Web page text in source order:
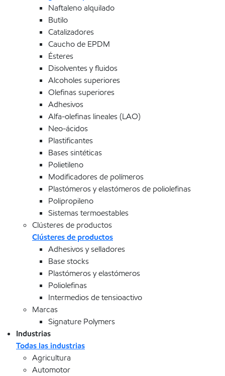
Naftaleno alquilado
Butilo
Catalizadores
Caucho de EPDM
Ésteres
Disolventes y fluidos
Alcoholes superiores
Olefinas superiores
Adhesivos
Alfa-olefinas lineales (LAO)
Neo-ácidos
Plastificantes
Bases sintéticas
Polietileno
Modificadores de polímeros
Plastómeros y elastómeros de poliolefinas
Polipropileno
Sistemas termoestables
Clústeres de productos
Clústeres de productos
Adhesivos y selladores
Base stocks
Plastómeros y elastómeros
Poliolefinas
Intermedios de tensioactivo
Marcas
Signature Polymers
Industrias
Todas las industrias
Agricultura
Automotor